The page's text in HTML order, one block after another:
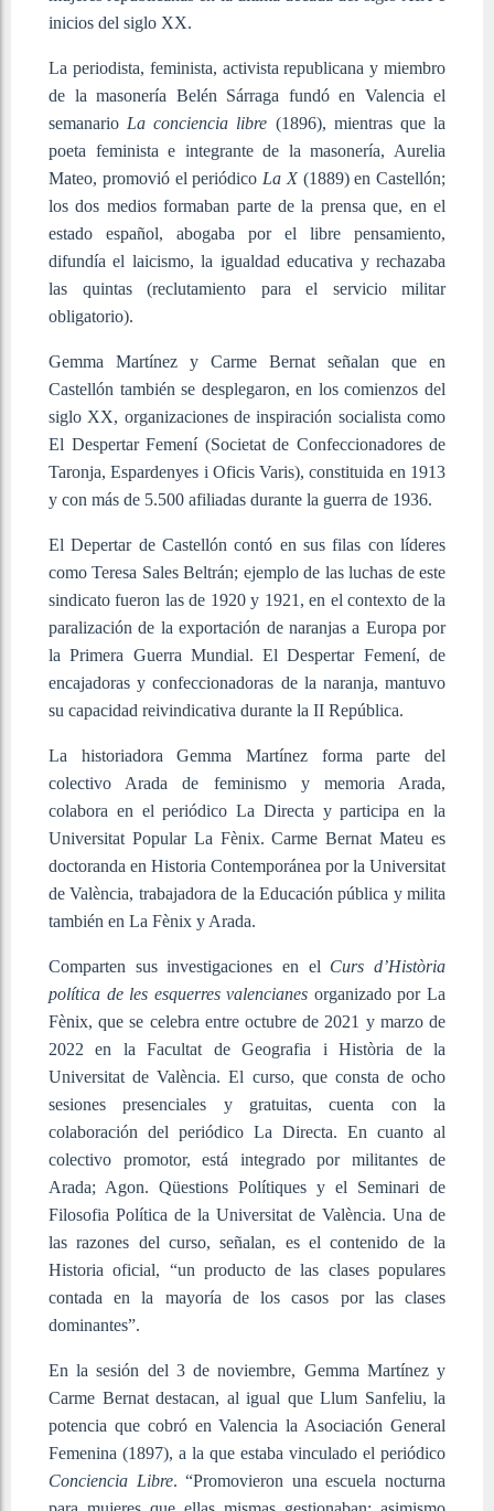
inicios del siglo XX.
La periodista, feminista, activista republicana y miembro
de la masonería Belén Sárraga fundó en Valencia el
semanario La conciencia libre (1896), mientras que la
poeta feminista e integrante de la masonería, Aurelia
Mateo, promovió el periódico La X (1889) en Castellón;
los dos medios formaban parte de la prensa que, en el
estado español, abogaba por el libre pensamiento,
difundía el laicismo, la igualdad educativa y rechazaba
las quintas (reclutamiento para el servicio militar
obligatorio).
Gemma Martínez y Carme Bernat señalan que en
Castellón también se desplegaron, en los comienzos del
siglo XX, organizaciones de inspiración socialista como
El Despertar Femení (Societat de Confeccionadores de
Taronja, Espardenyes i Oficis Varis), constituida en 1913
y con más de 5.500 afiliadas durante la guerra de 1936.
El Depertar de Castellón contó en sus filas con líderes
como Teresa Sales Beltrán; ejemplo de las luchas de este
sindicato fueron las de 1920 y 1921, en el contexto de la
paralización de la exportación de naranjas a Europa por
la Primera Guerra Mundial. El Despertar Femení, de
encajadoras y confeccionadoras de la naranja, mantuvo
su capacidad reivindicativa durante la II República.
La historiadora Gemma Martínez forma parte del
colectivo Arada de feminismo y memoria Arada,
colabora en el periódico La Directa y participa en la
Universitat Popular La Fènix. Carme Bernat Mateu es
doctoranda en Historia Contemporánea por la Universitat
de València, trabajadora de la Educación pública y milita
también en La Fènix y Arada.
Comparten sus investigaciones en el Curs d’Història
política de les esquerres valencianes organizado por La
Fènix, que se celebra entre octubre de 2021 y marzo de
2022 en la Facultat de Geografia i Història de la
Universitat de València. El curso, que consta de ocho
sesiones presenciales y gratuitas, cuenta con la
colaboración del periódico La Directa. En cuanto al
colectivo promotor, está integrado por militantes de
Arada; Agon. Qüestions Polítiques y el Seminari de
Filosofia Política de la Universitat de València. Una de
las razones del curso, señalan, es el contenido de la
Historia oficial, “un producto de las clases populares
contada en la mayoría de los casos por las clases
dominantes”.
En la sesión del 3 de noviembre, Gemma Martínez y
Carme Bernat destacan, al igual que Llum Sanfeliu, la
potencia que cobró en Valencia la Asociación General
Femenina (1897), a la que estaba vinculado el periódico
Conciencia Libre. “Promovieron una escuela nocturna